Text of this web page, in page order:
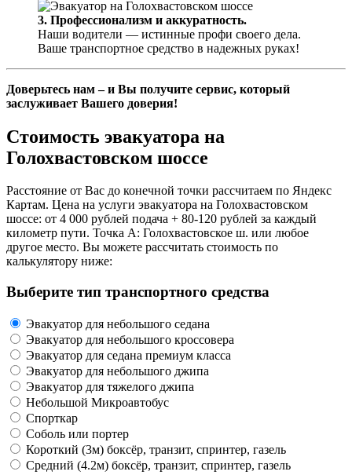
3. Профессионализм и аккуратность.
Наши водители — истинные профи своего дела.
Ваше транспортное средство в надежных руках!
Доверьтесь нам – и Вы получите сервис, который
заслуживает Вашего доверия!
Стоимость эвакуатора на
Голохвастовском шоссе
Расстояние от Вас до конечной точки рассчитаем по Яндекс
Картам. Цена на услуги эвакуатора на Голохвастовском
шоссе: от 4 000 рублей подача + 80-120 рублей за каждый
километр пути. Точка А: Голохвастовское ш. или любое
другое место. Вы можете рассчитать стоимость по
калькулятору ниже:
Выберите тип транспортного средства
Эвакуатор для небольшого седана
Эвакуатор для небольшого кроссовера
Эвакуатор для седана премиум класса
Эвакуатор для небольшого джипа
Эвакуатор для тяжелого джипа
Небольшой Микроавтобус
Спорткар
Соболь или портер
Короткий (3м) боксёр, транзит, спринтер, газель
Средний (4.2м) боксёр, транзит, спринтер, газель